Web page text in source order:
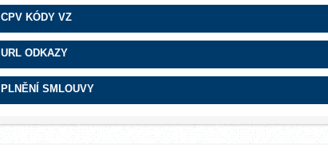
CPV KÓDY VZ
URL ODKAZY
PLNĚNÍ SMLOUVY